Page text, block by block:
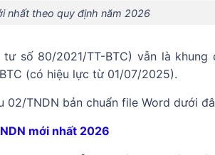
nhất theo quy định năm 2026
số 80/2021/TT-BTC) vẫn là khung
(có hiệu lực từ 01/07/2025).
TNDN bản chuẩn file Word dưới
mới nhất 2026